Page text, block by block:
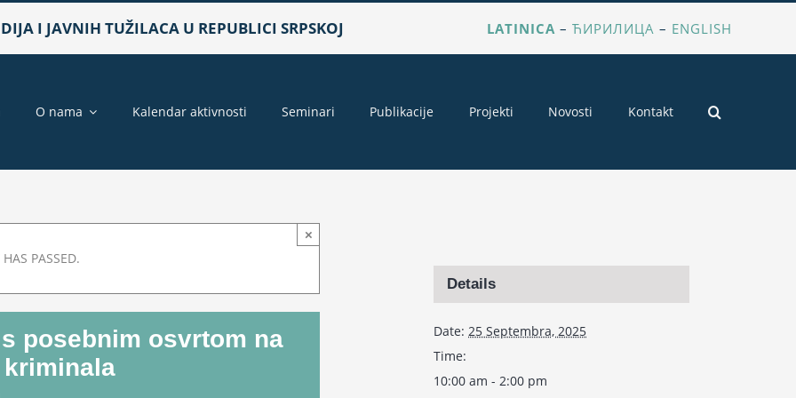
I JAVNIH TUŽILACA U REPUBLICI SRPSKOJ LATINICA –ЋИРИЛИЦА – ENGLISH
O nama Kalendar aktivnosti Seminari Publikacije Projekti Novosti Kontakt
PASSED.
×
posebnim osvrtom na
kriminala
Details
Date: 25 Septembra, 2025
Time:
10:00 am - 2:00 pm